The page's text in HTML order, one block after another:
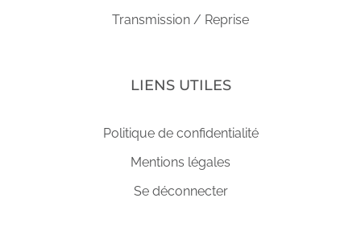
Transmission / Reprise
LIENS UTILES
Politique de confidentialité
Mentions légales
Se déconnecter